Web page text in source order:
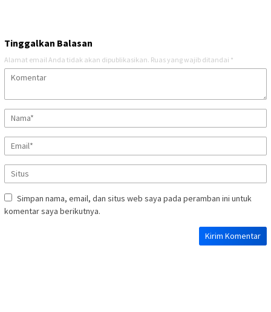
Tinggalkan Balasan
Alamat email Anda tidak akan dipublikasikan. Ruas yang wajib ditandai *
Simpan nama, email, dan situs web saya pada peramban ini untuk
komentar saya berikutnya.